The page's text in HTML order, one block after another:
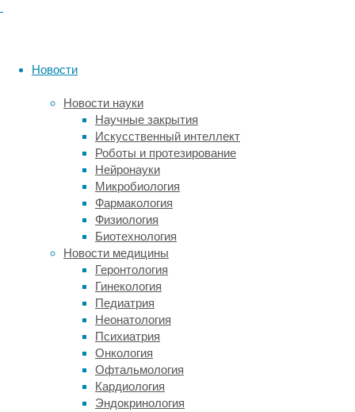
Новости
Новости науки
Научные закрытия
Искусственный интеллект
Роботы и протезирование
Нейронауки
Микробиология
Фармакология
Физиология
Биотехнология
Новости медицины
Геронтология
Гинекология
Педиатрия
Неонатология
Психиатрия
Онкология
Офтальмология
Кардиология
Эндокринология
женщин,
выполняли
рядзаданий.
Испытуемым
показывали
24-
минутный
отрывок
из
фильма
«Мой
ангел-
хранитель»,
где
есть
моральный
конфликт
между
двумя
сестрами: